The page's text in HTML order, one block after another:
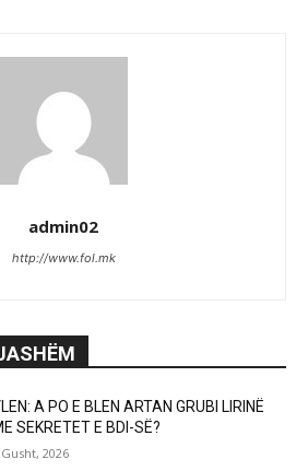
admin02
http://www.fol.mk
A PO E BLEN ARTAN GRUBI LIRINË
SEKRETET E BDI-SË?
2026